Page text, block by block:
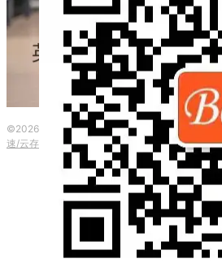
©2026 波英教育咨询 · 粤ICP备2023153917号|
速/云存储服务